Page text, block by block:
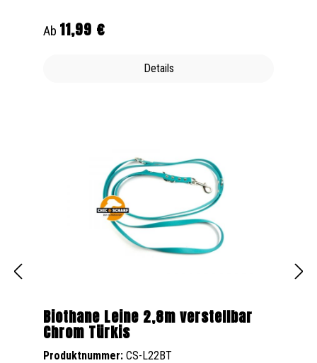
Regulärer Preis:
Ab 11,99 €
Details
Biothane Leine 2,8m verstellbar
Chrom Türkis
Produktnummer: CS-L22BT